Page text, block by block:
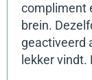
compliment
brein.
geactiveerd
lekker